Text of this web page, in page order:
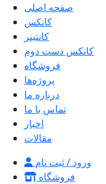
صفحه اصلی
کانکس
کانتینر
کانکس دست دوم
فروشگاه
پروژه‌ها
درباره ما
تماس با ما
اخبار
مقالات
ورود / ثبت نام
فروشگاه